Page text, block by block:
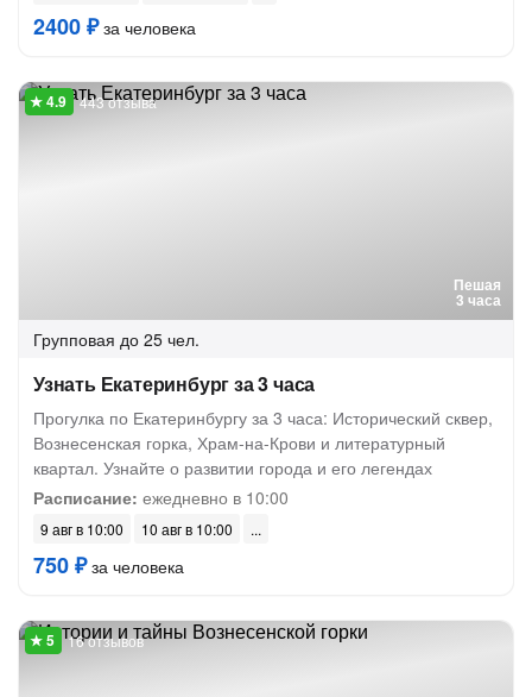
2400 ₽за человека
Пешая
3 часа
443 отзыва
Групповая до 25 чел.
Узнать Екатеринбург за 3 часа
Прогулка по Екатеринбургу за 3 часа: Исторический сквер,
Вознесенская горка, Храм-на-Крови и литературный
квартал. Узнайте о развитии города и его легендах
Расписание: ежедневно в 10:00
9 авг в 10:00 10 авг в 10:00
750 ₽за человека
16 отзывов